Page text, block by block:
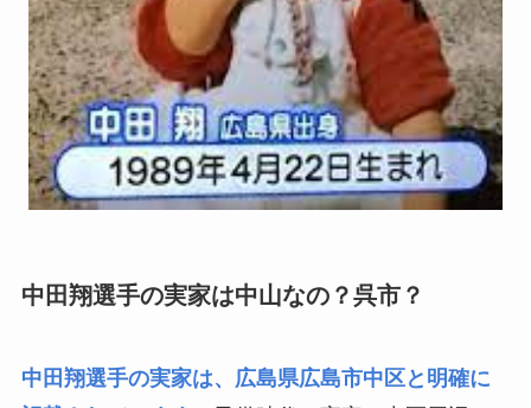
中田翔選手の実家は中山なの？呉市？
中田翔選手の実家は、広島県広島市中区と明確に